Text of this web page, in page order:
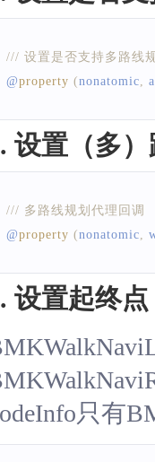
/// 设置是否支持多路线
@property (nonatomic
设置（多
/// 多路线规划代理回调
@property (nonatomic
设置起终点
只有